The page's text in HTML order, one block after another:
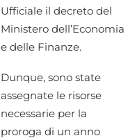
Ufficiale il decreto del
Ministero dell’Economia
e delle Finanze.
Dunque, sono state
assegnate le risorse
necessarie per la
proroga di un anno